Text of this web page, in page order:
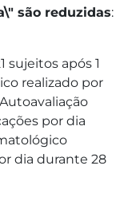
são reduzidas:
sujeitos após 1
realizado por
por dia
dia durante 28